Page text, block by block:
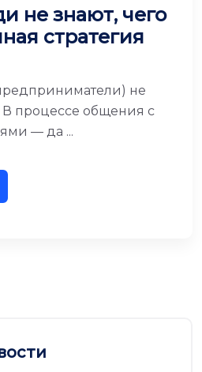
не знают, чего
стратегия
не
В процессе общения с
— да ...